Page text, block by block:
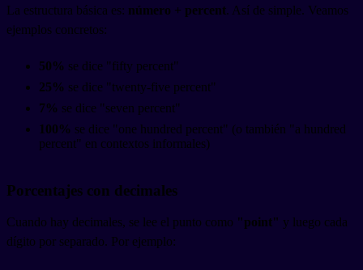
La estructura básica es: número + percent. Así de simple. Veamos
ejemplos concretos:
50% se dice "fifty percent"
25% se dice "twenty-five percent"
7% se dice "seven percent"
100% se dice "one hundred percent" (o también "a hundred
percent" en contextos informales)
Porcentajes con decimales
Cuando hay decimales, se lee el punto como "point" y luego cada
dígito por separado. Por ejemplo: